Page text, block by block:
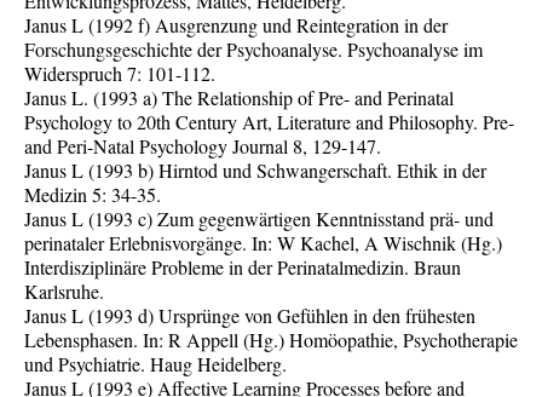
Janus L (1992 f) Ausgrenzung und Reintegration in der
Forschungsgeschichte der Psychoanalyse. Psychoanalyse im
Widerspruch 7: 101-112.
Janus L. (1993 a) The Relationship of Pre- and Perinatal
Psychology to 20th Century Art, Literature and Philosophy. Pre-
and Peri-Natal Psychology Journal 8, 129-147.
Janus L (1993 b) Hirntod und Schwangerschaft. Ethik in der
Medizin 5: 34-35.
Janus L (1993 c) Zum gegenwärtigen Kenntnisstand prä- und
perinataler Erlebnisvorgänge. In: W Kachel, A Wischnik (Hg.)
Interdisziplinäre Probleme in der Perinatalmedizin. Braun
Karlsruhe.
Janus L (1993 d) Ursprünge von Gefühlen in den frühesten
Lebensphasen. In: R Appell (Hg.) Homöopathie, Psychotherapie
und Psychiatrie. Haug Heidelberg.
Janus L (1993 e) Affective Learning Processes before and